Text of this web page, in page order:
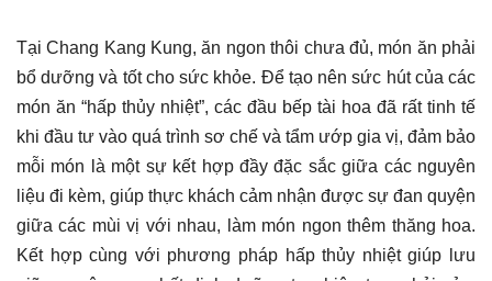
Tại Chang Kang Kung, ăn ngon thôi chưa đủ, món ăn phải
bổ dưỡng và tốt cho sức khỏe. Để tạo nên sức hút của các
món ăn “hấp thủy nhiệt”, các đầu bếp tài hoa đã rất tinh tế
khi đầu tư vào quá trình sơ chế và tẩm ướp gia vị, đảm bảo
mỗi món là một sự kết hợp đầy đặc sắc giữa các nguyên
liệu đi kèm, giúp thực khách cảm nhận được sự đan quyện
giữa các mùi vị với nhau, làm món ngon thêm thăng hoa.
Kết hợp cùng với phương pháp hấp thủy nhiệt giúp lưu